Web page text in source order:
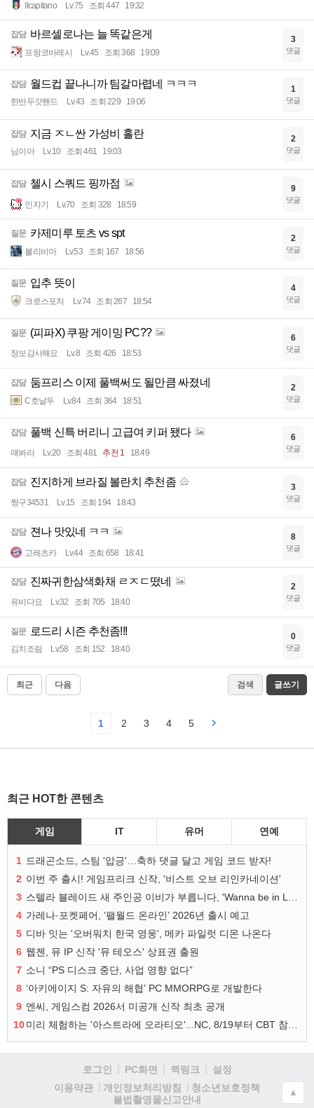
Ilcapitano Lv.75 조회 447 19:32
잡담 바르셀로나는 늘 똑같은게
프랑코바레시 Lv.45 조회 368 19:09
3
댓글
잡담 월드컵 끝나니까 팀갈마렵네 ㅋㅋㅋ
한반두갓핸드 Lv.43 조회 229 19:06
1
댓글
잡담 지금 ㅈㄴ싼 가성비 홀란
님이아 Lv.10 조회 461 19:03
2
댓글
잡담 첼시 스쿼드 핑까점
인자기 Lv.70 조회 328 18:59
9
댓글
질문 카제미루 토츠 vs spt
볼리비아 Lv.53 조회 167 18:56
2
댓글
질문 입추 뜻이
크로스포처 Lv.74 조회 267 18:54
4
댓글
질문 (피파X) 쿠팡 게이밍 PC??
정보감사해요 Lv.8 조회 426 18:53
6
댓글
잡담 둠프리스 이제 풀백써도 될만큼 싸졌네
C호날두 Lv.84 조회 364 18:51
2
댓글
잡담 풀백 신특 버리니 고급여 키퍼 됐다
얘봐라 Lv.20 조회 481 추천 1 18:49
6
댓글
잡담 진지하게 브라질 볼란치 추천좀
짱구34531 Lv.15 조회 194 18:43
3
댓글
잡담 젼나 맛있네 ㅋㅋ
고레츠카 Lv.44 조회 658 18:41
8
댓글
잡담 진짜귀한삼색화채 ㄹㅈㄷ떴네
유비다요 Lv.32 조회 705 18:40
2
댓글
질문 로드리 시즌 추천좀!!!
김치조림 Lv.58 조회 152 18:40
0
댓글
최근 다음 검색 글쓰기
1 2 3 4 5
최근 HOT한 콘텐츠
게임 IT 유머 연예
1 드래곤소드, 스팀 '압긍'…축하 댓글 달고 게임 코드 받자!
2 이번 주 출시! 게임프리크 신작, '비스트 오브 리인카네이션'
3
4 가레나·포켓페어, ‘팰월드 온라인’ 2026년 출시 예고
5 디바 잇는 '오버워치 한국 영웅', 메카 파일럿 디몬 나온다
6 웹젠, 뮤 IP 신작 '뮤 테오스' 상표권 출원
7 소니 “PS 디스크 중단, 사업 영향 없다”
8 ‘아키에이지 S: 자유의 해협’ PC MMORPG로 개발한다
9 엔씨, 게임스컴 2026서 미공개 신작 최초 공개
10
로그인 PC화면 퀵링크
설정
이용약관
개인정보처리방침
청소년보호정책
불법촬영물신고안내
▲